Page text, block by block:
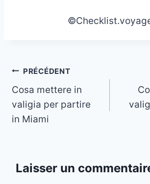
Navigation
de
l’article
PRÉCÉDENT
Cosa mettere in
valigia per partire
in Miami
Laisser un